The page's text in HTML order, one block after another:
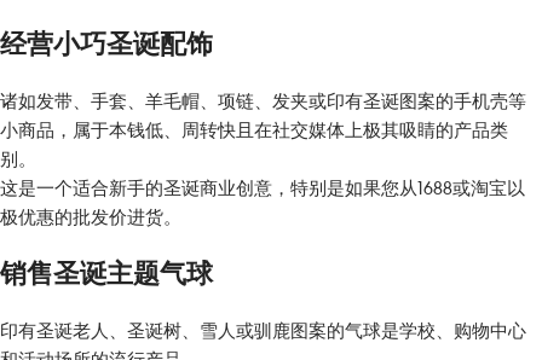
经营小巧圣诞配饰
诸如发带、手套、羊毛帽、项链、发夹或印有圣诞图案的手机壳等
小商品，属于本钱低、周转快且在社交媒体上极其吸睛的产品类
别。
这是一个适合新手的圣诞商业创意，特别是如果您从1688或淘宝以
极优惠的批发价进货。
销售圣诞主题气球
印有圣诞老人、圣诞树、雪人或驯鹿图案的气球是学校、购物中心